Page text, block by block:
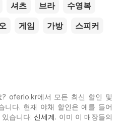
셔츠 브라
수영복
게임 가방
스피커
? oferlo.kr에서 모든 최신 할인 및
니다. 현재 야채 할인은 예를 들어
습니다: 신세계. 이미 이 매장들의